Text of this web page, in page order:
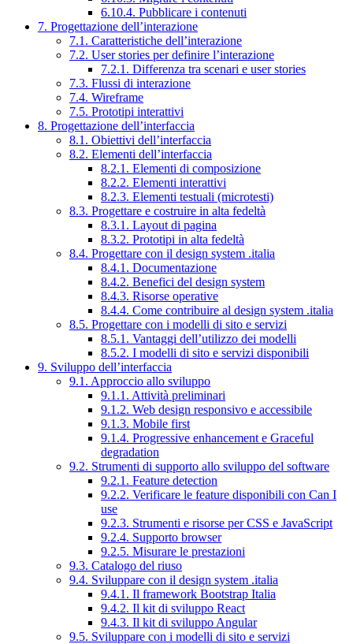
6.10.4. Pubblicare i contenuti
7. Progettazione dell’interazione
7.1. Caratteristiche dell’interazione
7.2. User stories per definire l’interazione
7.2.1. Differenza tra scenari e user stories
7.3. Flussi di interazione
7.4. Wireframe
7.5. Prototipi interattivi
8. Progettazione dell’interfaccia
8.1. Obiettivi dell’interfaccia
8.2. Elementi dell’interfaccia
8.2.1. Elementi di composizione
8.2.2. Elementi interattivi
8.2.3. Elementi testuali (microtesti)
8.3. Progettare e costruire in alta fedeltà
8.3.1. Layout di pagina
8.3.2. Prototipi in alta fedeltà
8.4. Progettare con il design system .italia
8.4.1. Documentazione
8.4.2. Benefici del design system
8.4.3. Risorse operative
8.4.4. Come contribuire al design system .italia
8.5. Progettare con i modelli di sito e servizi
8.5.1. Vantaggi dell’utilizzo dei modelli
8.5.2. I modelli di sito e servizi disponibili
9. Sviluppo dell’interfaccia
9.1. Approccio allo sviluppo
9.1.1. Attività preliminari
9.1.2. Web design responsivo e accessibile
9.1.3. Mobile first
9.1.4. Progressive enhancement e Graceful
degradation
9.2. Strumenti di supporto allo sviluppo del software
9.2.1. Feature detection
9.2.2. Verificare le feature disponibili con Can I
use
9.2.3. Strumenti e risorse per CSS e JavaScript
9.2.4. Supporto browser
9.2.5. Misurare le prestazioni
9.3. Catalogo del riuso
9.4. Sviluppare con il design system .italia
9.4.1. Il framework Bootstrap Italia
9.4.2. Il kit di sviluppo React
9.4.3. Il kit di sviluppo Angular
9.5. Sviluppare con i modelli di sito e servizi